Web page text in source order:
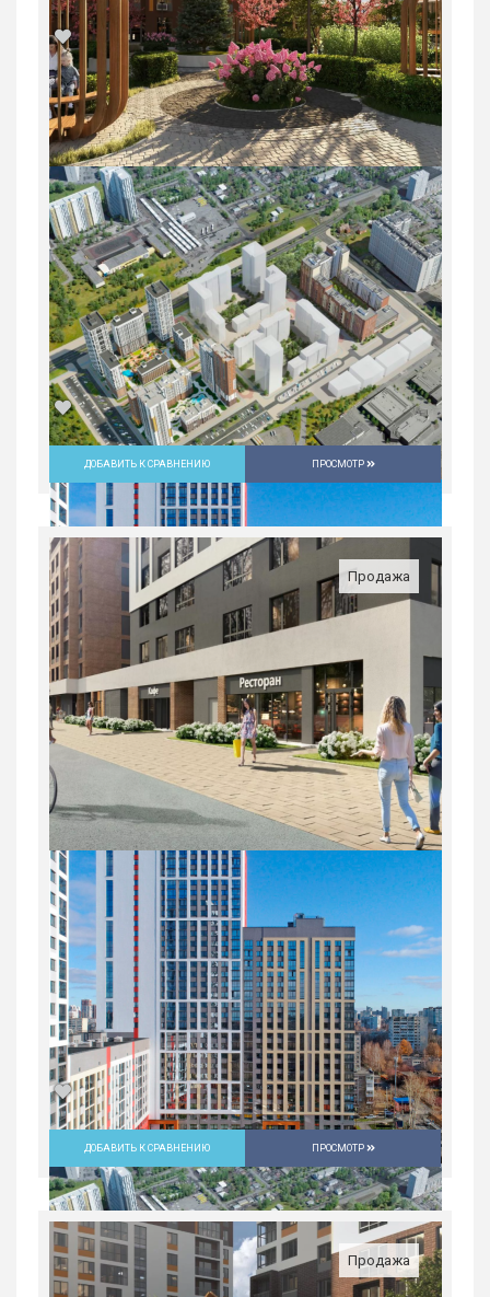
1-комн. квартира в ЖК «Русь» на
ВИЗе...
Россия, Свердловская область,
Екатеринбург
5 547 600 руб.
1 22/31
3-комн. квартира в ЖК «Русь» на
ВИЗе...
Россия, Свердловская область,
Екатеринбург
8 963 100 руб.
20/31
Студия в ЖК «Русь» на ВИЗе...
Россия, Свердловская область,
Екатеринбург
4 397 400 руб.
ДОБАВИТЬ К СРАВНЕНИЮ ПРОСМОТР
Продажа
ДОБАВИТЬ К СРАВНЕНИЮ ПРОСМОТР
Продажа